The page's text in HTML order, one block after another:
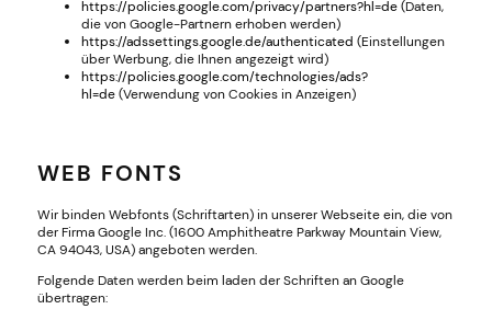
https://policies.google.com/privacy/partners?hl=de(Daten,
die von Google-Partnern erhoben werden)
https://adssettings.google.de/authenticated (Einstellungen
über Werbung, die Ihnen angezeigt wird)
https://policies.google.com/technologies/ads?
hl=de(Verwendung von Cookies in Anzeigen)
WEB FONTS
Wir binden Webfonts (Schriftarten) in unserer Webseite ein, die von
der Firma Google Inc. (1600 Amphitheatre Parkway Mountain View,
CA 94043, USA) angeboten werden.
Folgende Daten werden beim laden der Schriften an Google
übertragen: